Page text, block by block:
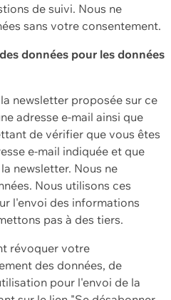
de suivi. Nous ne
sans votre consentement.
données pour les données
newsletter proposée sur ce
adresse e-mail ainsi que
de vérifier que vous êtes
e-mail indiquée et que
newsletter. Nous ne
Nous utilisons ces
l'envoi des informations
pas à des tiers.
révoquer votre
des données, de
pour l'envoi de la